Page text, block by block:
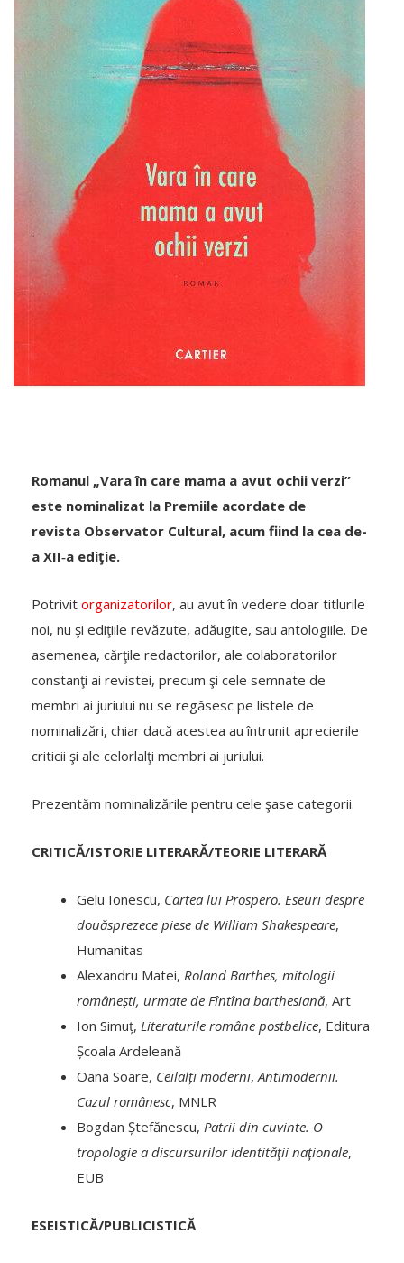
Romanul „Vara în care mama a avut ochii verzi”
este nominalizat la Premiile acordate de
revista Observator Cultural, acum fiind la cea de-
a XII‑a ediţie.
Potrivit organizatorilor, au avut în vedere doar titlurile
noi, nu şi ediţiile revăzute, adăugite, sau antologiile. De
asemenea, cărţile redactorilor, ale colaboratorilor
constanţi ai revistei, precum şi cele semnate de
membri ai juriului nu se regăsesc pe listele de
nominalizări, chiar dacă acestea au întrunit aprecierile
criticii şi ale celorlalţi membri ai juriului.
Prezentăm nominalizările pentru cele şase categorii.
CRITICĂ/ISTORIE LITERARĂ/TEORIE LITERARĂ
Gelu Ionescu, Cartea lui Prospero. Eseuri despre
douăsprezece piese de William Shakespeare,
Humanitas
Alexandru Matei, Roland Barthes, mitologii
românești, urmate de Fîntîna barthesiană, Art
Ion Simuț, Literaturile române postbelice, Editura
Școala Ardeleană
Oana Soare, Ceilalți moderni,Antimodernii.
Cazul românesc, MNLR
Bogdan Ștefănescu, Patrii din cuvinte. O
tropologie a discursurilor identităţii naţionale,
EUB
ESEISTICĂ/PUBLICISTICĂ